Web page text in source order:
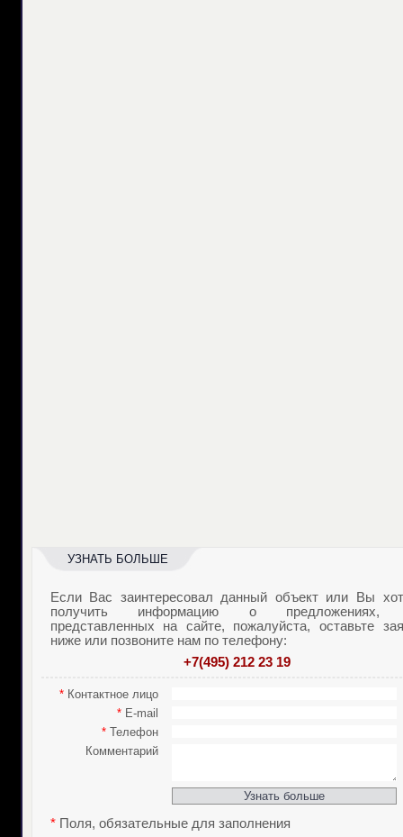
УЗНАТЬ БОЛЬШЕ
Если Вас заинтересовал данный объект или Вы
получить информацию о предложениях,
представленных на сайте, пожалуйста, оставьте
ниже или позвоните нам по телефону:
+7(495) 212 23 19
*Контактное лицо
*E-mail
*Телефон
Комментарий
*Поля, обязательные для заполнения